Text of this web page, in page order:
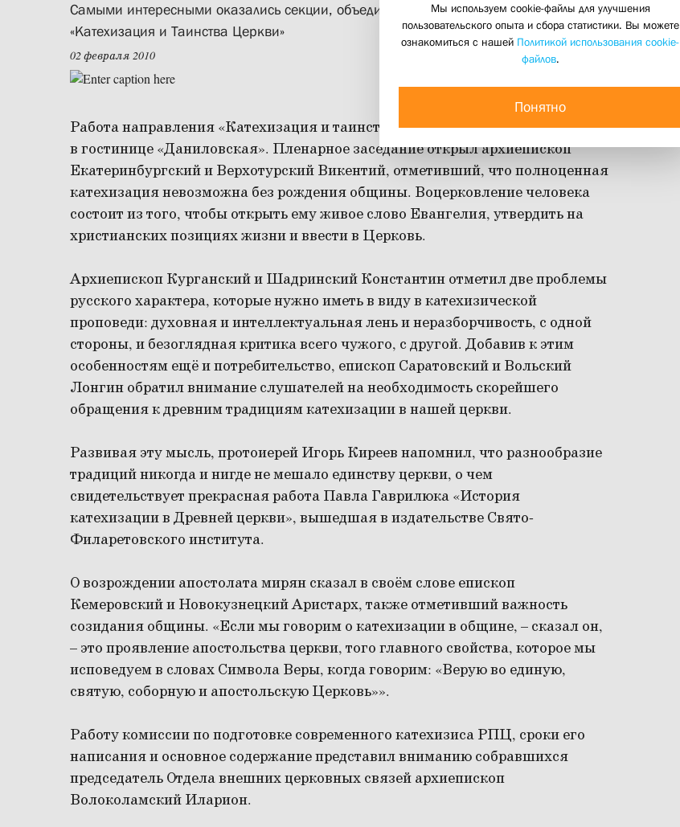
Самыми интересными оказались секции, объединенные в направление
«Катехизация и Таинства Церкви»
02 февраля 2010
Работа направления «Катехизация и таинства Церкви» началась 27 января
в гостинице «Даниловская». Пленарное заседание открыл архиепископ
Екатеринбургский и Верхотурский Викентий, отметивший, что полноценная
катехизация невозможна без рождения общины. Воцерковление человека
состоит из того, чтобы открыть ему живое слово Евангелия, утвердить на
христианских позициях жизни и ввести в Церковь.
Архиепископ Курганский и Шадринский Константин отметил две проблемы
русского характера, которые нужно иметь в виду в катехизической
проповеди: духовная и интеллектуальная лень и неразборчивость, с одной
стороны, и безоглядная критика всего чужого, с другой. Добавив к этим
особенностям ещё и потребительство, епископ Саратовский и Вольский
Лонгин обратил внимание слушателей на необходимость скорейшего
обращения к древним традициям катехизации в нашей церкви.
Развивая эту мысль, протоиерей Игорь Киреев напомнил, что разнообразие
традиций никогда и нигде не мешало единству церкви, о чем
свидетельствует прекрасная работа Павла Гаврилюка «История
катехизации в Древней церкви», вышедшая в издательстве Свято-
Филаретовского института.
О возрождении апостолата мирян сказал в своём слове епископ
Кемеровский и Новокузнецкий Аристарх, также отметивший важность
созидания общины. «Если мы говорим о катехизации в общине, – сказал он,
– это проявление апостольства церкви, того главного свойства, которое мы
исповедуем в словах Символа Веры, когда говорим: «Верую во единую,
святую, соборную и апостольскую Церковь»».
Работу комиссии по подготовке современного катехизиса РПЦ, сроки его
написания и основное содержание представил вниманию собравшихся
председатель Отдела внешних церковных связей архиепископ
Волоколамский Иларион.
Мы используем cookie-файлы для улучшения
пользовательского опыта и сбора статистики. Вы можете
ознакомиться с нашей Политикой использования cookie-
файлов.
Понятно